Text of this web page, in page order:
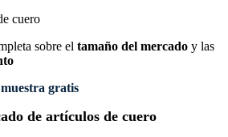
sobre el tamaño del mercado y las
gratis
de artículos de cuero